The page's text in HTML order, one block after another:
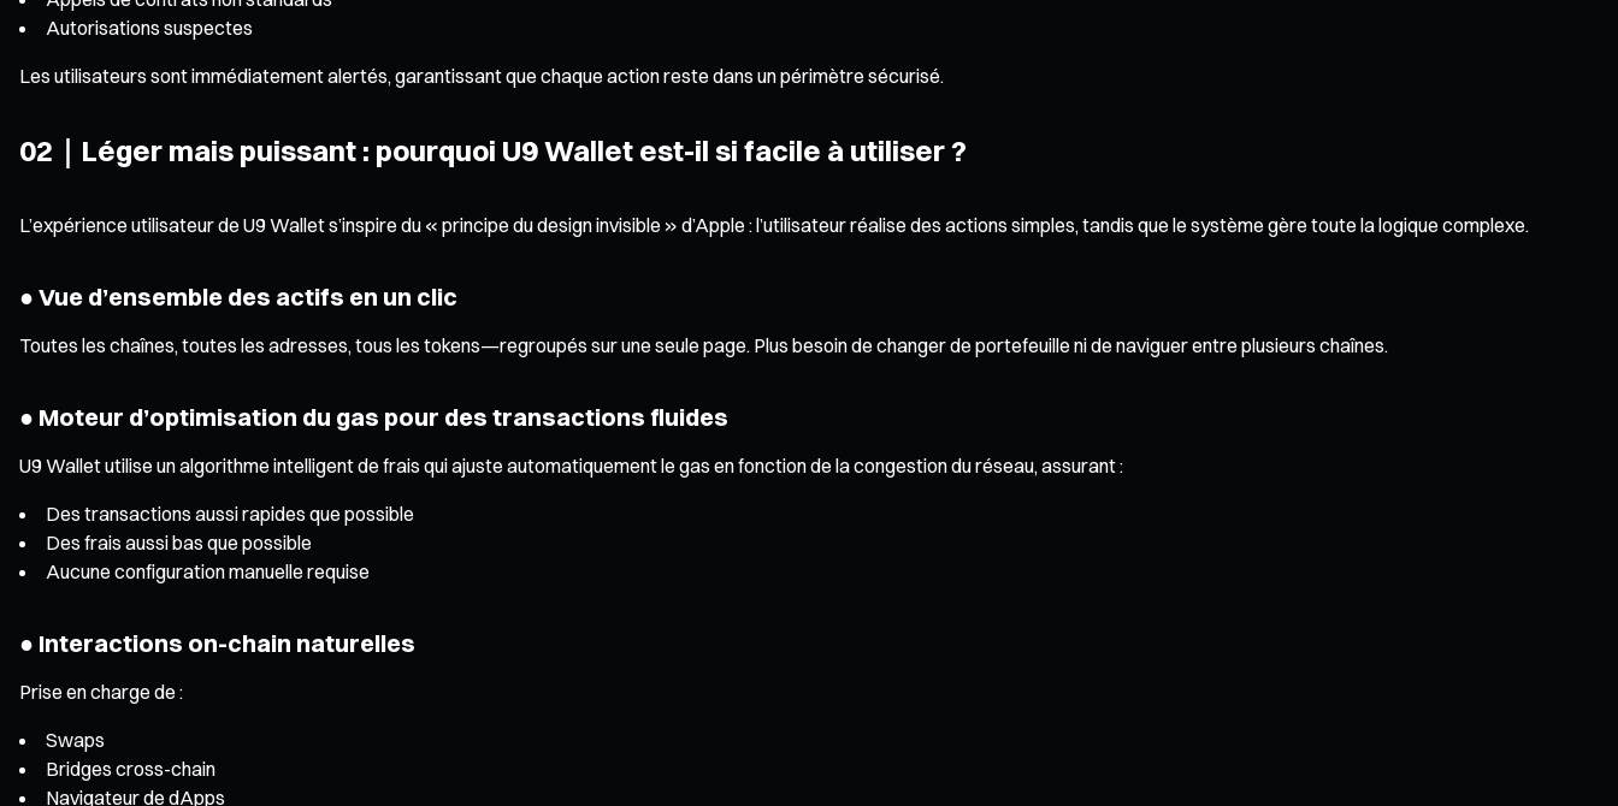
Autorisations suspectes
Les utilisateurs sont immédiatement alertés, garantissant que chaque action reste dans un périmètre sécurisé.
02｜Léger mais puissant : pourquoi U9 Wallet est-il si facile à utiliser ?
L’expérience utilisateur de U9 Wallet s’inspire du « principe du design invisible » d’Apple : l’utilisateur réalise des actions simples, tandis que le système gère toute la logique complexe.
● Vue d’ensemble des actifs en un clic
Toutes les chaînes, toutes les adresses, tous les tokens—regroupés sur une seule page. Plus besoin de changer de portefeuille ni de naviguer entre plusieurs chaînes.
● Moteur d’optimisation du gas pour des transactions fluides
U9 Wallet utilise un algorithme intelligent de frais qui ajuste automatiquement le gas en fonction de la congestion du réseau, assurant :
Des transactions aussi rapides que possible
Des frais aussi bas que possible
Aucune configuration manuelle requise
● Interactions on-chain naturelles
Prise en charge de :
Swaps
Bridges cross-chain
Navigateur de dApps